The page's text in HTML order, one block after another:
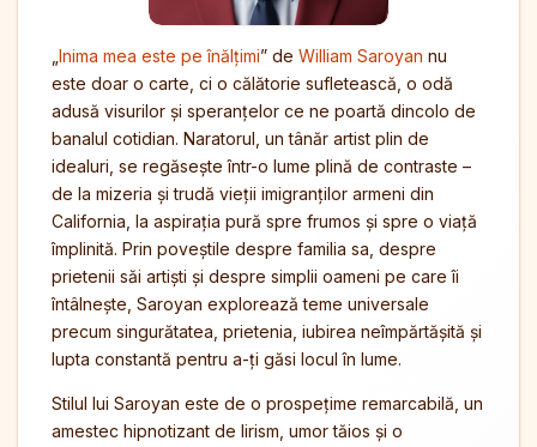
Inima mea este pe înălțimi” de William Saroyan nu
este doar o carte, ci o călătorie sufletească, o odă
adusă visurilor și speranțelor ce ne poartă dincolo de
banalul cotidian. Naratorul, un tânăr artist plin de
idealuri, se regăsește într-o lume plină de contraste –
de la mizeria și trudă vieții imigranților armeni din
California, la aspirația pură spre frumos și spre o viață
împlinită. Prin poveștile despre familia sa, despre
prietenii săi artiști și despre simplii oameni pe care îi
întâlnește, Saroyan explorează teme universale
precum singurătatea, prietenia, iubirea neîmpărtășită și
lupta constantă pentru a-ți găsi locul în lume.
Stilul lui Saroyan este de o prospețime remarcabilă, un
amestec hipnotizant de lirism, umor tăios și o